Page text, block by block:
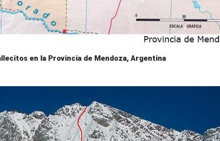
en la Provincia de Mendoza, Argentina